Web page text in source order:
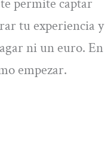
permite captar
tu experiencia y
ni un euro. En
empezar.